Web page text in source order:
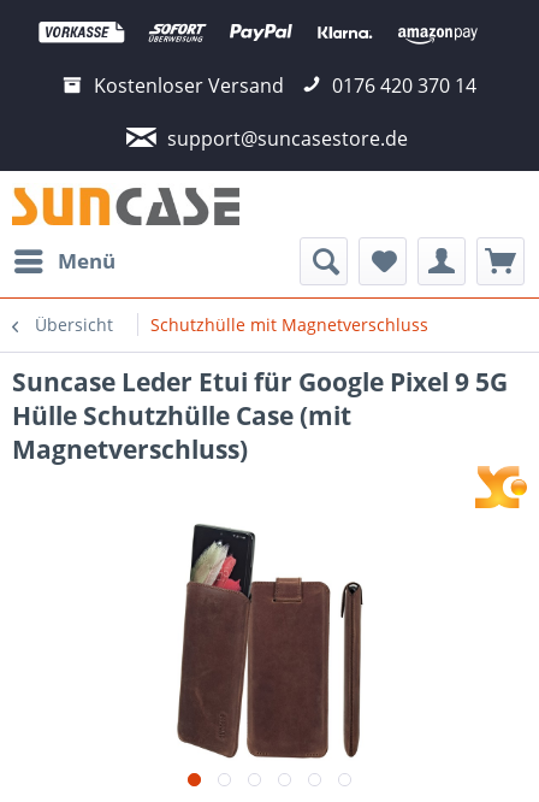
Kostenloser Versand
0176 420 370 14
support@suncasestore.de
Menü
Übersicht Schutzhülle mit Magnetverschluss
Suncase Leder Etui für Google Pixel 9 5G
Hülle Schutzhülle Case (mit
Magnetverschluss)